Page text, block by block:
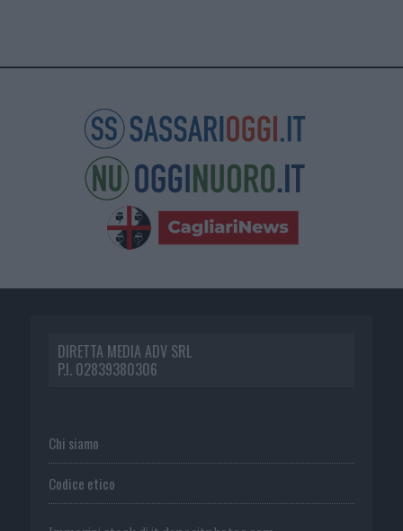
DIRETTA MEDIA ADV SRL
P.I. 02839380306
Chi siamo
Codice etico